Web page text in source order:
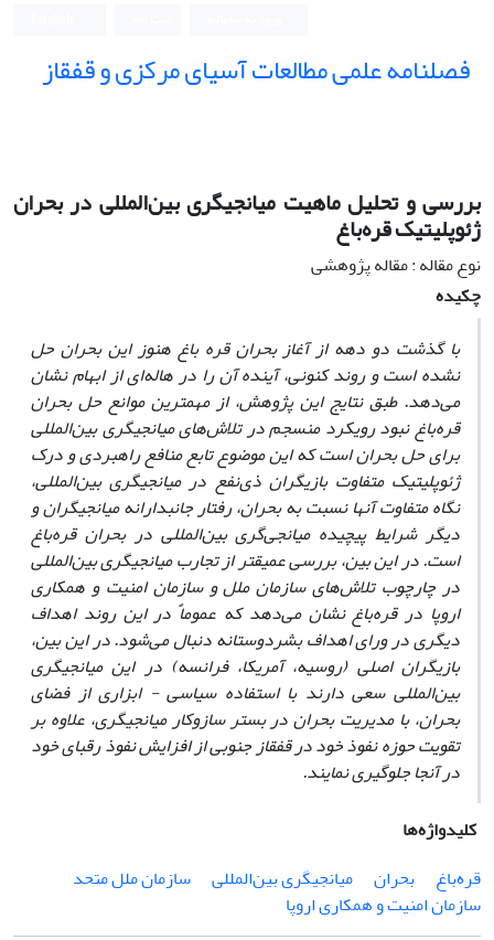
فصلنامه علمی مطالعات آسیای مرکزی و قفقاز
بررسی و تحلیل ماهیت میانجیگری بین‌المللی در بحران
ژئوپلیتیک قره‌باغ
نوع مقاله : مقاله پژوهشی
چکیده
با گذشت دو دهه از آغاز بحران قره باغ هنوز این بحران حل
نشده است و روند کنونی، آینده آن را در هاله‌ای از ابهام نشان
می‌دهد. طبق نتایج این پژوهش، از مهمترین موانع حل بحران
قره‌باغ نبود رویکرد منسجم در تلاش‌های میانجیگری بین‌المللی
برای حل بحران است که این موضوع تابع منافع راهبردی و درک
ژئوپلیتیک متفاوت بازیگران ذی‌نفع در میانجیگری بین‌المللی،
نگاه متفاوت آنها نسبت به بحران، رفتار جانبدارانه میانجیگران و
دیگر شرایط پیچیده میانجی‌گری بین‌المللی در بحران قره‌باغ
است. در این بین، بررسی عمیق‎تر از تجارب میانجیگری بین‌المللی
در چارچوب تلاش‌های سازمان ملل و سازمان امنیت و همکاری
اروپا در قره‌باغ نشان می‌دهد که عموماًً در این روند اهداف
دیگری در ورای اهداف بشردوستانه دنبال می‌شود. در این بین،
بازیگران اصلی (روسیه، آمریکا، فرانسه) در این میانجیگری
بین‌المللی سعی دارند با استفاده سیاسی - ابزاری از فضای
بحران، با مدیریت بحران در بستر ساز‌و‌کار میانجیگری، علاوه بر
تقویت حوزه نفوذ خود در قفقاز جنوبی از افزایش نفوذ رقبای خود
در آنجا جلوگیری نمایند.
کلیدواژه‌ها
قره‌باغ
بحران میانجیگری بین‌المللی
سازمان ملل متحد
سازمان امنیت و همکاری اروپا